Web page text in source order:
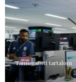
Támogatott tartalom